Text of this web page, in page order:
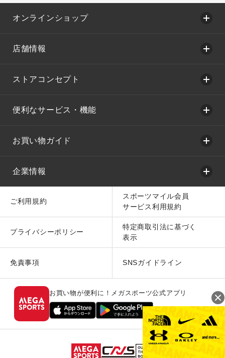
オンラインショップ
店舗情報
ストアコンセプト
便利なサービス・機能
お買い物ガイド
企業情報
ご利用規約
スポーツマイル会員
サービス利用規約
プライバシーポリシー
特定商取引法に基づく
表示
免責事項 SNSガイドライン
お買い物が便利に！メガスポーツ公式アプリ